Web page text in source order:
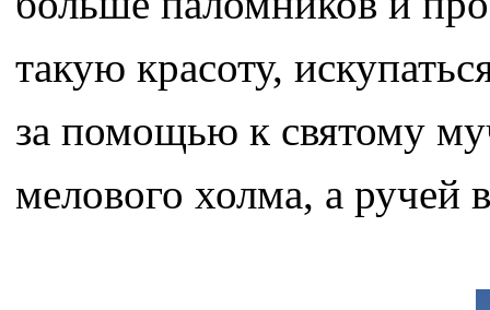
такую красоту,
за помощью к святому
мелового холма, а ручей